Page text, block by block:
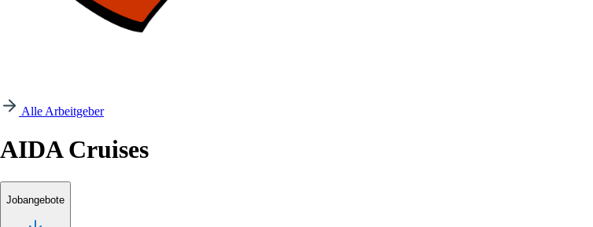
Alle Arbeitgeber
AIDA Cruises
Jobangebote